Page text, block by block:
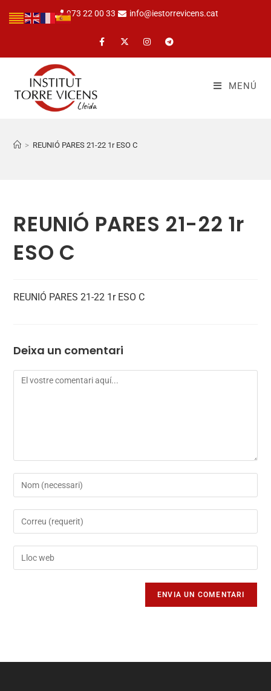
973 22 00 33 info@iestorrevicens.cat
MENÚ
> REUNIÓ PARES 21-22 1r ESO C
REUNIÓ PARES 21-22 1r
ESO C
REUNIÓ PARES 21-22 1r ESO C
Deixa un comentari